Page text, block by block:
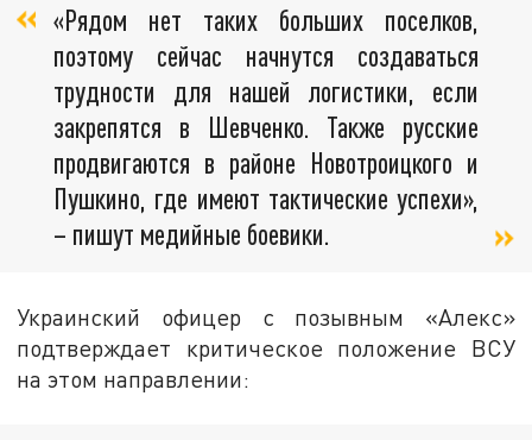
«Рядом нет таких больших поселков,
поэтому сейчас начнутся создаваться
трудности для нашей логистики, если
закрепятся в Шевченко. Также русские
продвигаются в районе Новотроицкого и
Пушкино, где имеют тактические успехи»,
– пишут медийные боевики.
Украинский офицер с позывным «Алекс»
подтверждает критическое положение ВСУ
на этом направлении: